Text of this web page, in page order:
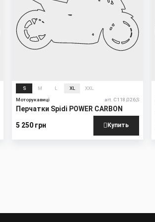
S M L XL XXL
Моторукавиці art. C118,026,S
Перчатки Spidi POWER CARBON
5 250 грн Купить